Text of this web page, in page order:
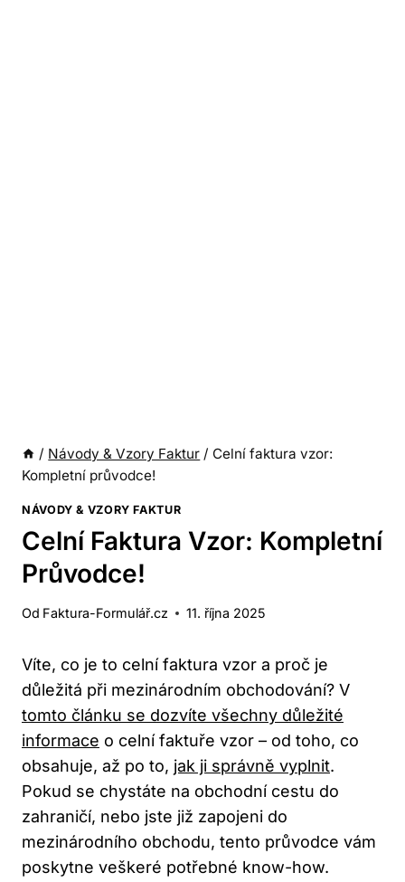
/ Návody & Vzory Faktur / Celní faktura vzor:
Kompletní průvodce!
NÁVODY & VZORY FAKTUR
Celní Faktura Vzor: Kompletní
Průvodce!
Od Faktura-Formulář.cz 11. října 2025
Víte, co je to celní faktura vzor a proč je
důležitá při mezinárodním obchodování? V
tomto článku se dozvíte všechny důležité
informace o celní faktuře vzor – od toho, co
obsahuje, až po to, jak ji správně vyplnit.
Pokud se chystáte na obchodní cestu do
zahraničí, nebo jste již zapojeni do
mezinárodního obchodu, tento průvodce vám
poskytne veškeré potřebné know-how.